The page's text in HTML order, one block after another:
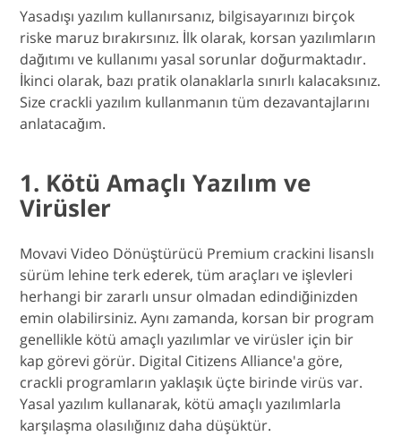
Yasadışı yazılım kullanırsanız, bilgisayarınızı birçok
riske maruz bırakırsınız. İlk olarak, korsan yazılımların
dağıtımı ve kullanımı yasal sorunlar doğurmaktadır.
İkinci olarak, bazı pratik olanaklarla sınırlı kalacaksınız.
Size crackli yazılım kullanmanın tüm dezavantajlarını
anlatacağım.
1. Kötü Amaçlı Yazılım ve
Virüsler
Movavi Video Dönüştürücü Premium crackini lisanslı
sürüm lehine terk ederek, tüm araçları ve işlevleri
herhangi bir zararlı unsur olmadan edindiğinizden
emin olabilirsiniz. Aynı zamanda, korsan bir program
genellikle kötü amaçlı yazılımlar ve virüsler için bir
kap görevi görür. Digital Citizens Alliance'a göre,
crackli programların yaklaşık üçte birinde virüs var.
Yasal yazılım kullanarak, kötü amaçlı yazılımlarla
karşılaşma olasılığınız daha düşüktür.